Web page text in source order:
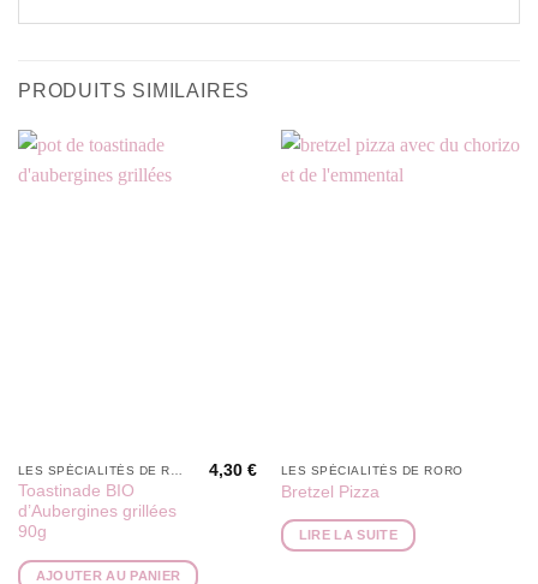
PRODUITS SIMILAIRES
Toastinade BIO
d’Aubergines grillées
90g
4,30€
AJOUTER AU PANIER
LES SPÉCIALITÉS DE RORO
Bretzel Pizza
LIRE LA SUITE